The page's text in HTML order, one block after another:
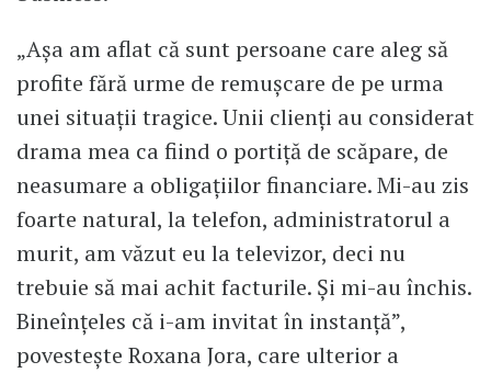
„Așa am aflat că sunt persoane care aleg să
profite fără urme de remușcare de pe urma
unei situații tragice. Unii clienți au considerat
drama mea ca fiind o portiță de scăpare, de
neasumare a obligațiilor financiare. Mi-au zis
foarte natural, la telefon, administratorul a
murit, am văzut eu la televizor, deci nu
trebuie să mai achit facturile. Și mi-au închis.
Bineînțeles că i-am invitat în instanță”,
povestește Roxana Jora, care ulterior a